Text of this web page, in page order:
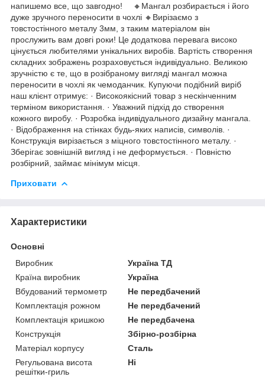
напишемо все, що завгодно! ⠀ 🔸Мангал розбирається і його
дуже зручного переносити в чoхлі 🔸Вирізаємо з
товстостінного металу 3мм, з таким матеріалом він
прослужить вам довгі роки! Це додаткова перевага високо
цінується любителями унікальних виробів. Вартість створення
складних зображень розраховується індивідуально. Великою
зручністю є те, що в розібраному вигляді мангал можна
переносити в чохлі як чемоданчик. Купуючи подібний виріб
наш клієнт отримує: · Високоякісний товар з нескінченним
терміном використання. · Уважний підхід до створення
кожного виробу. · Розробка індивідуального дизайну мангала.
· Відображення на стінках будь-яких написів, символів. ·
Конструкція вирізається з міцного товстостінного металу. ·
Зберігає зовнішній вигляд і не деформується. · Повністю
розбірний, займає мінімум місця.
Приховати
Характеристики
Основні
Виробник
Україна ТД
Країна виробник
Україна
Вбудований термометр
Не передбачений
Комплектація рожном
Не передбачений
Комплектація кришкою
Не передбачена
Конструкція
Збірно-розбірна
Матеріал корпусу
Сталь
Регульована висота
решітки-гриль
Ні